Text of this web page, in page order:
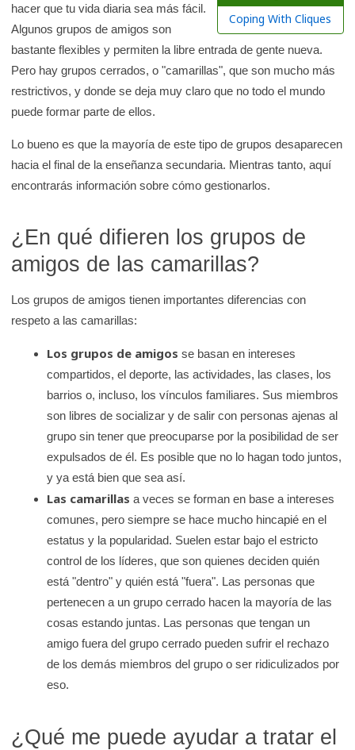
r
e
n
l
a
b
i
b
l
t
e
Coping With Cliques
hacer que tu vida diaria sea más fácil.
Algunos grupos de amigos son
bastante flexibles y permiten la libre entrada de gente nueva.
Pero hay grupos cerrados, o "camarillas", que son mucho más
restrictivos, y donde se deja muy claro que no todo el mundo
puede formar parte de ellos.
Lo bueno es que la mayoría de este tipo de grupos desaparecen
hacia el final de la enseñanza secundaria. Mientras tanto, aquí
encontrarás información sobre cómo gestionarlos.
¿En qué difieren los grupos de
amigos de las camarillas?
Los grupos de amigos tienen importantes diferencias con
respeto a las camarillas:
Los grupos de amigos se basan en intereses
compartidos, el deporte, las actividades, las clases, los
barrios o, incluso, los vínculos familiares. Sus miembros
son libres de socializar y de salir con personas ajenas al
grupo sin tener que preocuparse por la posibilidad de ser
expulsados de él. Es posible que no lo hagan todo juntos,
y ya está bien que sea así.
Las camarillas a veces se forman en base a intereses
comunes, pero siempre se hace mucho hincapié en el
estatus y la popularidad. Suelen estar bajo el estricto
control de los líderes, que son quienes deciden quién
está "dentro" y quién está "fuera". Las personas que
pertenecen a un grupo cerrado hacen la mayoría de las
cosas estando juntas. Las personas que tengan un
amigo fuera del grupo cerrado pueden sufrir el rechazo
de los demás miembros del grupo o ser ridiculizados por
eso.
¿Qué me puede ayudar a tratar el